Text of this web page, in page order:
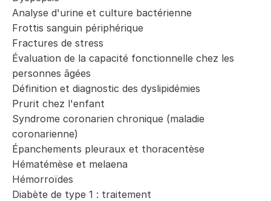
Analyse d'urine et culture bactérienne
Frottis sanguin périphérique
Fractures de stress
Évaluation de la capacité fonctionnelle chez les
personnes âgées
Définition et diagnostic des dyslipidémies
Prurit chez l'enfant
Syndrome coronarien chronique (maladie
coronarienne)
Épanchements pleuraux et thoracentèse
Hématémèse et melaena
Hémorroïdes
Diabète de type 1 : traitement